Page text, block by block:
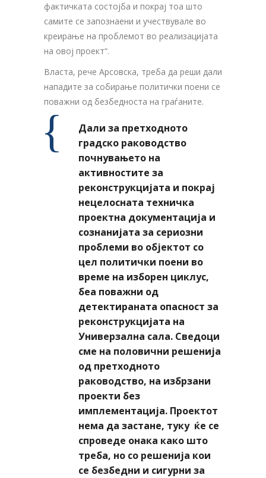
фактичката состојба и покрај тоа што
самите се запознаени и учествувале во
креирање на проблемот во реализацијата
на овој проект“.
Власта, рече Арсовска, треба да реши дали
нападите за собирање политички поени се
поважни од безбедноста на граѓаните.
Дали за претходното
градско раководство
почнувањето на
активностите за
реконструкцијата и покрај
нецелосната техничка
проектна документација и
сознанијата за сериозни
проблеми во објектот со
цел политички поени во
време на изборен циклус,
беа поважни од
детектираната опасност за
реконструкцијата на
Универзална сала. Сведоци
сме на половични решенија
од претходното
раководство, на избрзани
проекти без
имплементација. Проектот
нема да застане, туку ќе се
спроведе онака како што
треба, но со решенија кои
се безбедни и сигурни за